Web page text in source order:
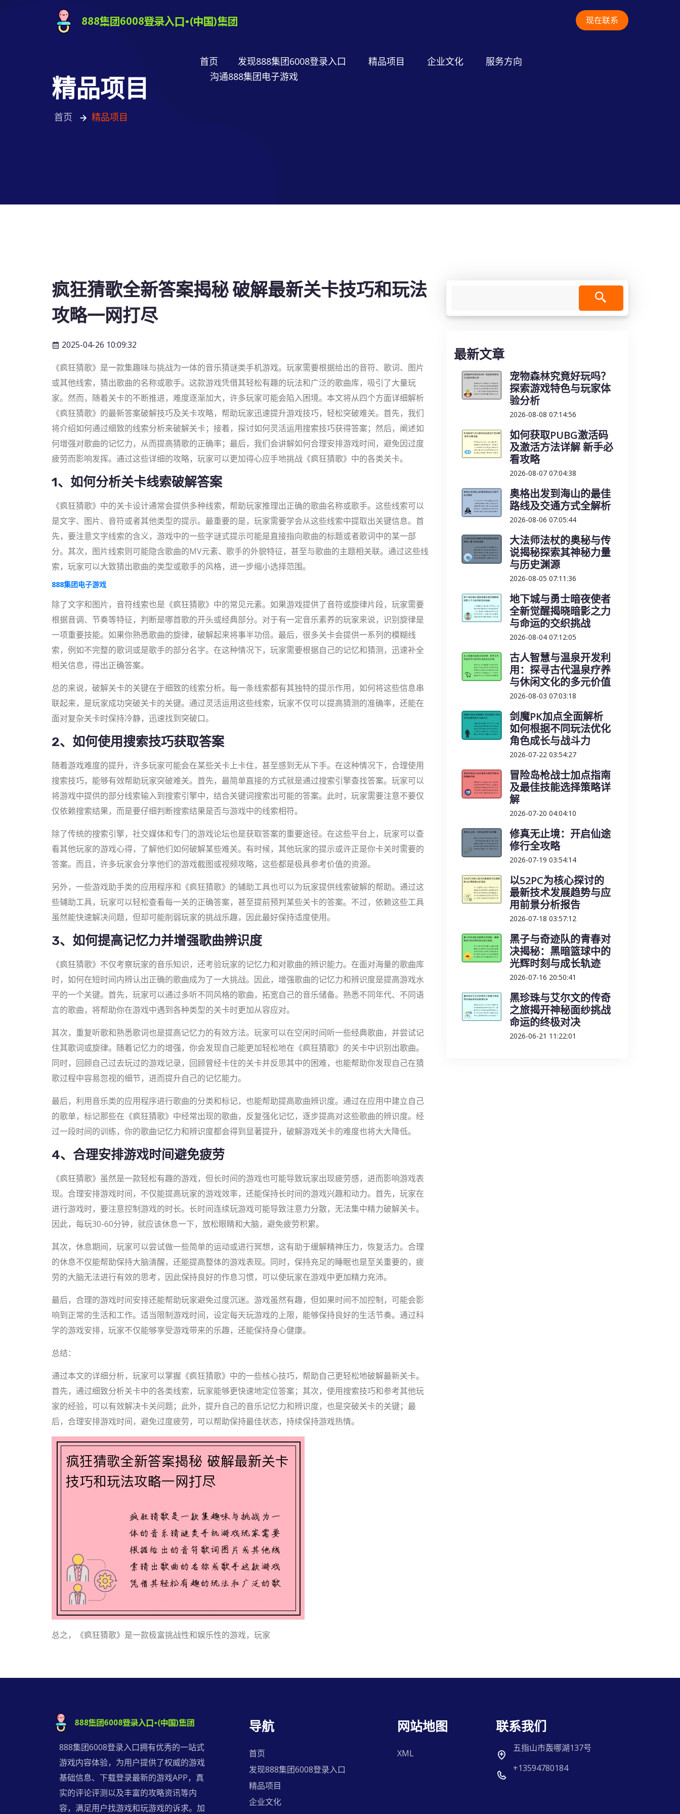
现在联系
首页 发现888集团6008登录入口 精品项目 企业文化
服务方向
沟通888集团电子游戏
精品项目
首页 精品项目
疯狂猜歌全新答案揭秘 破解最新关卡技巧和玩法
攻略一网打尽
2025-04-26 10:09:32
《疯狂猜歌》是一款集趣味与挑战为一体的音乐猜谜类手机游戏。玩家需要根据给出的音符、歌词、图片
或其他线索，猜出歌曲的名称或歌手。这款游戏凭借其轻松有趣的玩法和广泛的歌曲库，吸引了大量玩
家。然而，随着关卡的不断推进，难度逐渐加大，许多玩家可能会陷入困境。本文将从四个方面详细解析
《疯狂猜歌》的最新答案破解技巧及关卡攻略，帮助玩家迅速提升游戏技巧，轻松突破难关。首先，我们
将介绍如何通过细致的线索分析来破解关卡；接着，探讨如何灵活运用搜索技巧获得答案；然后，阐述如
何增强对歌曲的记忆力，从而提高猜歌的正确率；最后，我们会讲解如何合理安排游戏时间，避免因过度
疲劳而影响发挥。通过这些详细的攻略，玩家可以更加得心应手地挑战《疯狂猜歌》中的各类关卡。
1、如何分析关卡线索破解答案
《疯狂猜歌》中的关卡设计通常会提供多种线索，帮助玩家推理出正确的歌曲名称或歌手。这些线索可以
是文字、图片、音符或者其他类型的提示。最重要的是，玩家需要学会从这些线索中提取出关键信息。首
先，要注意文字线索的含义，游戏中的一些字谜式提示可能是直接指向歌曲的标题或者歌词中的某一部
分。其次，图片线索则可能隐含歌曲的MV元素、歌手的外貌特征，甚至与歌曲的主题相关联。通过这些线
索，玩家可以大致猜出歌曲的类型或歌手的风格，进一步缩小选择范围。
888集团电子游戏
除了文字和图片，音符线索也是《疯狂猜歌》中的常见元素。如果游戏提供了音符或旋律片段，玩家需要
根据音调、节奏等特征，判断是哪首歌的开头或经典部分。对于有一定音乐素养的玩家来说，识别旋律是
一项重要技能。如果你熟悉歌曲的旋律，破解起来将事半功倍。最后，很多关卡会提供一系列的模糊线
索，例如不完整的歌词或是歌手的部分名字。在这种情况下，玩家需要根据自己的记忆和猜测，迅速补全
相关信息，得出正确答案。
总的来说，破解关卡的关键在于细致的线索分析。每一条线索都有其独特的提示作用，如何将这些信息串
联起来，是玩家成功突破关卡的关键。通过灵活运用这些线索，玩家不仅可以提高猜测的准确率，还能在
面对复杂关卡时保持冷静，迅速找到突破口。
2、如何使用搜索技巧获取答案
随着游戏难度的提升，许多玩家可能会在某些关卡上卡住，甚至感到无从下手。在这种情况下，合理使用
搜索技巧，能够有效帮助玩家突破难关。首先，最简单直接的方式就是通过搜索引擎查找答案。玩家可以
将游戏中提供的部分线索输入到搜索引擎中，结合关键词搜索出可能的答案。此时，玩家需要注意不要仅
仅依赖搜索结果，而是要仔细判断搜索结果是否与游戏中的线索相符。
除了传统的搜索引擎，社交媒体和专门的游戏论坛也是获取答案的重要途径。在这些平台上，玩家可以查
看其他玩家的游戏心得，了解他们如何破解某些难关。有时候，其他玩家的提示或许正是你卡关时需要的
答案。而且，许多玩家会分享他们的游戏截图或视频攻略，这些都是极具参考价值的资源。
另外，一些游戏助手类的应用程序和《疯狂猜歌》的辅助工具也可以为玩家提供线索破解的帮助。通过这
些辅助工具，玩家可以轻松查看每一关的正确答案，甚至提前预判某些关卡的答案。不过，依赖这些工具
虽然能快速解决问题，但却可能削弱玩家的挑战乐趣，因此最好保持适度使用。
3、如何提高记忆力并增强歌曲辨识度
《疯狂猜歌》不仅考察玩家的音乐知识，还考验玩家的记忆力和对歌曲的辨识能力。在面对海量的歌曲库
时，如何在短时间内辨认出正确的歌曲成为了一大挑战。因此，增强歌曲的记忆力和辨识度是提高游戏水
平的一个关键。首先，玩家可以通过多听不同风格的歌曲，拓宽自己的音乐储备。熟悉不同年代、不同语
言的歌曲，将帮助你在游戏中遇到各种类型的关卡时更加从容应对。
其次，重复听歌和熟悉歌词也是提高记忆力的有效方法。玩家可以在空闲时间听一些经典歌曲，并尝试记
住其歌词或旋律。随着记忆力的增强，你会发现自己能更加轻松地在《疯狂猜歌》的关卡中识别出歌曲。
同时，回顾自己过去玩过的游戏记录，回顾曾经卡住的关卡并反思其中的困难，也能帮助你发现自己在猜
歌过程中容易忽视的细节，进而提升自己的记忆能力。
最后，利用音乐类的应用程序进行歌曲的分类和标记，也能帮助提高歌曲辨识度。通过在应用中建立自己
的歌单，标记那些在《疯狂猜歌》中经常出现的歌曲，反复强化记忆，逐步提高对这些歌曲的辨识度。经
过一段时间的训练，你的歌曲记忆力和辨识度都会得到显著提升，破解游戏关卡的难度也将大大降低。
4、合理安排游戏时间避免疲劳
《疯狂猜歌》虽然是一款轻松有趣的游戏，但长时间的游戏也可能导致玩家出现疲劳感，进而影响游戏表
现。合理安排游戏时间，不仅能提高玩家的游戏效率，还能保持长时间的游戏兴趣和动力。首先，玩家在
进行游戏时，要注意控制游戏的时长。长时间连续玩游戏可能导致注意力分散，无法集中精力破解关卡。
因此，每玩30-60分钟，就应该休息一下，放松眼睛和大脑，避免疲劳积累。
其次，休息期间，玩家可以尝试做一些简单的运动或进行冥想，这有助于缓解精神压力，恢复活力。合理
的休息不仅能帮助保持大脑清醒，还能提高整体的游戏表现。同时，保持充足的睡眠也是至关重要的，疲
劳的大脑无法进行有效的思考，因此保持良好的作息习惯，可以使玩家在游戏中更加精力充沛。
最后，合理的游戏时间安排还能帮助玩家避免过度沉迷。游戏虽然有趣，但如果时间不加控制，可能会影
响到正常的生活和工作。适当限制游戏时间，设定每天玩游戏的上限，能够保持良好的生活节奏。通过科
学的游戏安排，玩家不仅能够享受游戏带来的乐趣，还能保持身心健康。
总结：
通过本文的详细分析，玩家可以掌握《疯狂猜歌》中的一些核心技巧，帮助自己更轻松地破解最新关卡。
首先，通过细致分析关卡中的各类线索，玩家能够更快速地定位答案；其次，使用搜索技巧和参考其他玩
家的经验，可以有效解决卡关问题；此外，提升自己的音乐记忆力和辨识度，也是突破关卡的关键；最
后，合理安排游戏时间，避免过度疲劳，可以帮助保持最佳状态，持续保持游戏热情。
总之，《疯狂猜歌》是一款极富挑战性和娱乐性的游戏，玩家
最新文章
宠物森林究竟好玩吗？
探索游戏特色与玩家体
验分析
2026-08-08 07:14:56
如何获取PUBG激活码
及激活方法详解 新手必
看攻略
2026-08-07 07:04:38
奥格出发到海山的最佳
路线及交通方式全解析
2026-08-06 07:05:44
大法师法杖的奥秘与传
说揭秘探索其神秘力量
与历史渊源
2026-08-05 07:11:36
地下城与勇士暗夜使者
全新觉醒揭晓暗影之力
与命运的交织挑战
2026-08-04 07:12:05
古人智慧与温泉开发利
用：探寻古代温泉疗养
与休闲文化的多元价值
2026-08-03 07:03:18
剑魔PK加点全面解析
如何根据不同玩法优化
角色成长与战斗力
2026-07-22 03:54:27
冒险岛枪战士加点指南
及最佳技能选择策略详
解
2026-07-20 04:04:10
修真无止境：开启仙途
修行全攻略
2026-07-19 03:54:14
以52PC为核心探讨的
最新技术发展趋势与应
用前景分析报告
2026-07-18 03:57:12
黑子与奇迹队的青春对
决揭秘：黑暗篮球中的
光辉时刻与成长轨迹
2026-07-16 20:50:41
黑珍珠与艾尔文的传奇
之旅揭开神秘面纱挑战
命运的终极对决
2026-06-21 11:22:01
888集团6008登录入口拥有优秀的一站式
游戏内容体验，为用户提供了权威的游戏
基础信息、下载登录最新的游戏APP，真
实的评论评测以及丰富的攻略资讯等内
容，满足用户找游戏和玩游戏的诉求。加
导航
首页
发现888集团6008登录入口
精品项目
企业文化
网站地图
XML
联系我们
五指山市轰哪湖137号
+13594780184